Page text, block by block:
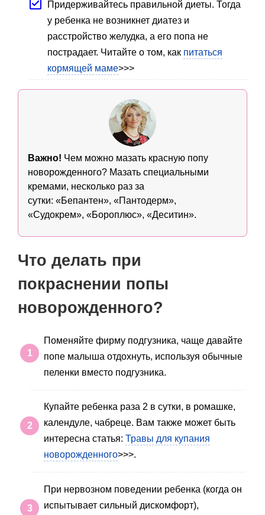
Придерживайтесь правильной диеты. Тогда
у ребенка не возникнет диатез и
расстройство желудка, а его попа не
пострадает. Читайте о том, как питаться
кормящей маме>>>
Важно! Чем можно мазать красную попу
новорожденного? Мазать специальными
кремами, несколько раз за
сутки: «Бепантен», «Пантодерм»,
«Судокрем», «Бороплюс», «Деситин».
Что делать при
покраснении попы
новорожденного?
Поменяйте фирму подгузника, чаще давайте
попе малыша отдохнуть, используя обычные
пеленки вместо подгузника.
Купайте ребенка раза 2 в сутки, в ромашке,
календуле, чабреце. Вам также может быть
интересна статья: Травы для купания
новорожденного>>>.
При нервозном поведении ребенка (когда он
испытывает сильный дискомфорт),